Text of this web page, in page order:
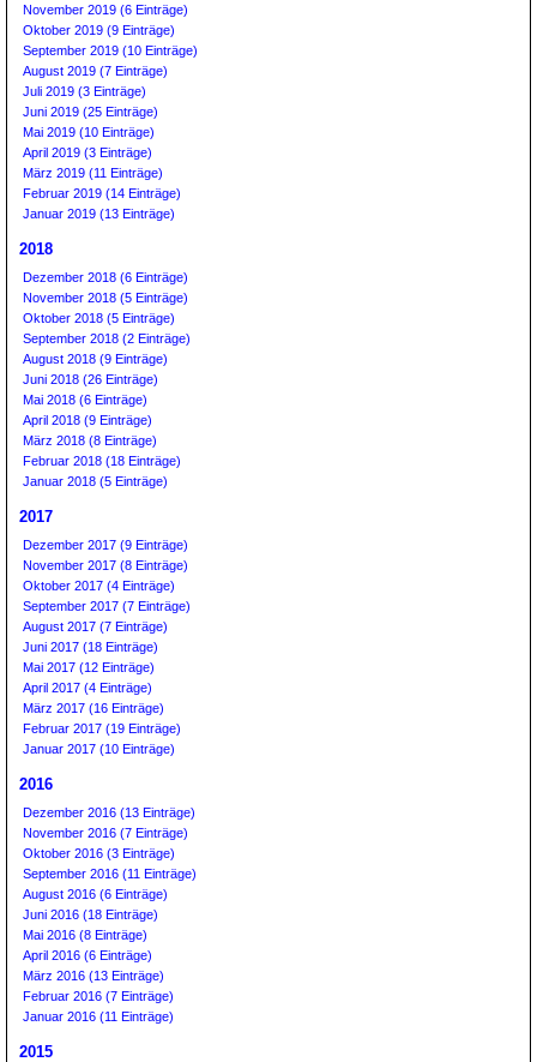
November 2019 (6 Einträge)
Oktober 2019 (9 Einträge)
September 2019 (10 Einträge)
August 2019 (7 Einträge)
Juli 2019 (3 Einträge)
Juni 2019 (25 Einträge)
Mai 2019 (10 Einträge)
April 2019 (3 Einträge)
März 2019 (11 Einträge)
Februar 2019 (14 Einträge)
Januar 2019 (13 Einträge)
2018
Dezember 2018 (6 Einträge)
November 2018 (5 Einträge)
Oktober 2018 (5 Einträge)
September 2018 (2 Einträge)
August 2018 (9 Einträge)
Juni 2018 (26 Einträge)
Mai 2018 (6 Einträge)
April 2018 (9 Einträge)
März 2018 (8 Einträge)
Februar 2018 (18 Einträge)
Januar 2018 (5 Einträge)
2017
Dezember 2017 (9 Einträge)
November 2017 (8 Einträge)
Oktober 2017 (4 Einträge)
September 2017 (7 Einträge)
August 2017 (7 Einträge)
Juni 2017 (18 Einträge)
Mai 2017 (12 Einträge)
April 2017 (4 Einträge)
März 2017 (16 Einträge)
Februar 2017 (19 Einträge)
Januar 2017 (10 Einträge)
2016
Dezember 2016 (13 Einträge)
November 2016 (7 Einträge)
Oktober 2016 (3 Einträge)
September 2016 (11 Einträge)
August 2016 (6 Einträge)
Juni 2016 (18 Einträge)
Mai 2016 (8 Einträge)
April 2016 (6 Einträge)
März 2016 (13 Einträge)
Februar 2016 (7 Einträge)
Januar 2016 (11 Einträge)
2015